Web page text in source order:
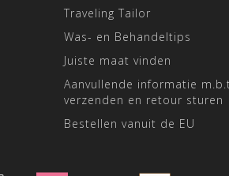
Traveling Tailor
Was- en Behandeltips
Juiste maat vinden
Aanvullende informatie
verzenden en retour sturen
Bestellen vanuit de EU